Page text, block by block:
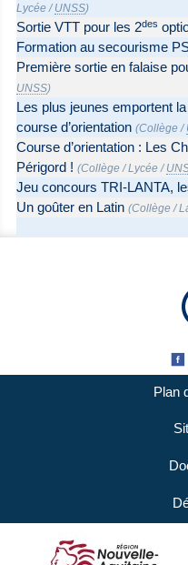
Lycée / UNSS)
Sortie VTT pour les 2des
Formation au secourisme
Première sortie en falaise
UNSS)
Les plus jeunes emportent
course d’orientation (Collège /
Course d’orientation : Les
Périgord ! (Collège /Lycée /
Jeu concours TRI-LANTA,
Un goûter en Latin (Collège /
Plan